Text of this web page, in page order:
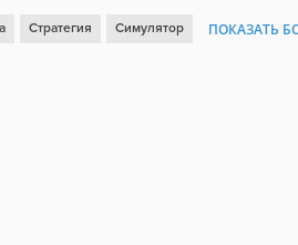
Стратегия Симулятор ПОКАЗАТЬ